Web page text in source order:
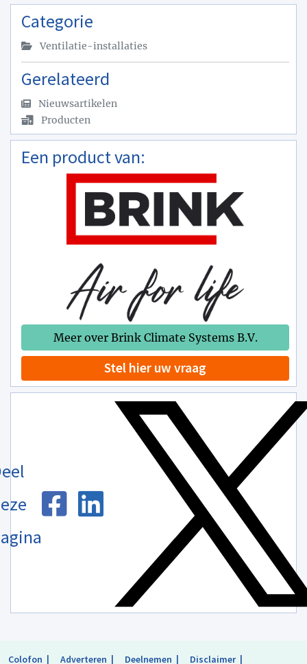
Categorie
Ventilatie-installaties
Gerelateerd
Nieuwsartikelen
Producten
Een product van:
Meer over Brink Climate Systems B.V.
Stel hier uw vraag
Colofon Adverteren Deelnemen Disclaimer